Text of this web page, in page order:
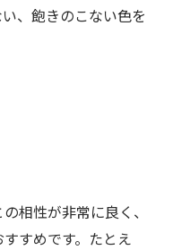
、飽きのこない色を
相性が非常に良く、
すめです。たとえ